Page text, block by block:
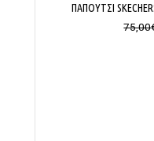
ΠΑΠΟΥΤΣΙ
75,00